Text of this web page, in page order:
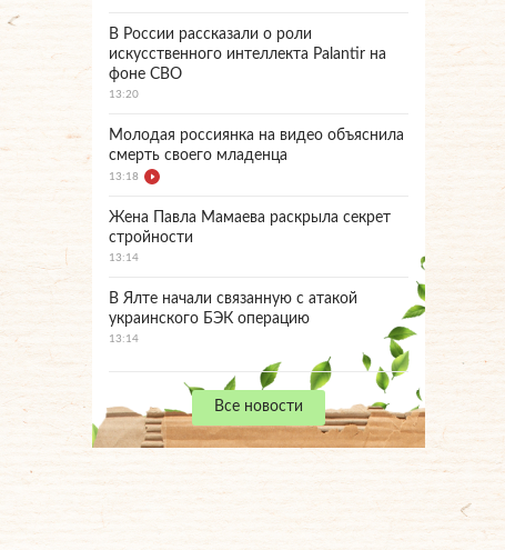
В России рассказали о роли
искусственного интеллекта Palantir на
фоне СВО
13:20
Молодая россиянка на видео объяснила
смерть своего младенца
13:18
Жена Павла Мамаева раскрыла секрет
стройности
13:14
В Ялте начали связанную с атакой
украинского БЭК операцию
13:14
Все новости